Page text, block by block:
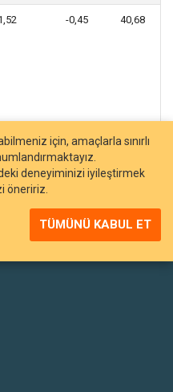
-0,45 40,68
için, amaçlarla sınırlı
deneyiminizi iyileştirmek
öneririz.
TÜMÜNÜ KABUL ET